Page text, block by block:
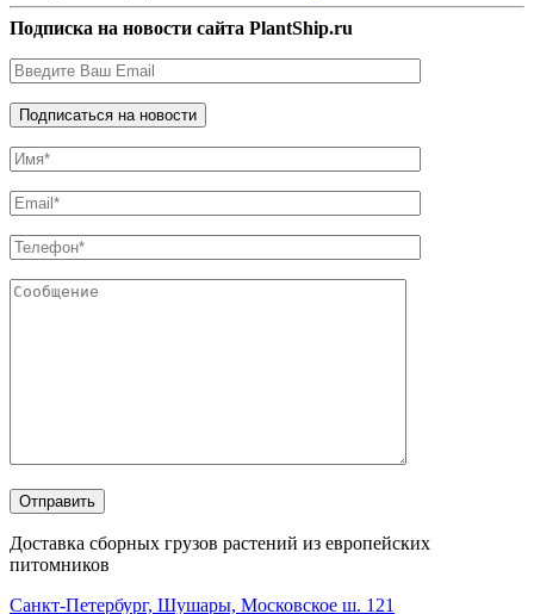
Подписка на новости сайта PlantShip.ru
Доставка сборных грузов растений из европейских
питомников
Санкт-Петербург, Шушары, Московское ш. 121